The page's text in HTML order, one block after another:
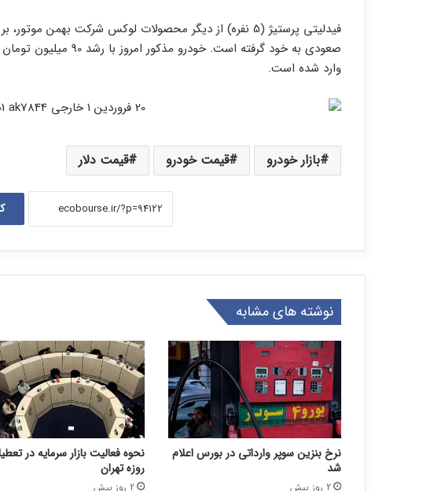
فیدلیتی پرستیژ (5 نفره) از دیگر محصولات لوکس شرکت بهمن
وارد شده است.
بازار خودرو قیمت خودرو قیمت دلار
نوشته های مشابه
نرخ بنزین سوپر وارداتی در بورس اعلام
شد
2 روز پیش
روزه تهران
2 روز پیش